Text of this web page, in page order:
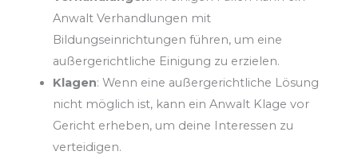
Anwalt Verhandlungen mit
Bildungseinrichtungen führen, um eine
außergerichtliche Einigung zu erzielen.
Klagen: Wenn eine außergerichtliche Lösung
nicht möglich ist, kann ein Anwalt Klage vor
Gericht erheben, um deine Interessen zu
verteidigen.